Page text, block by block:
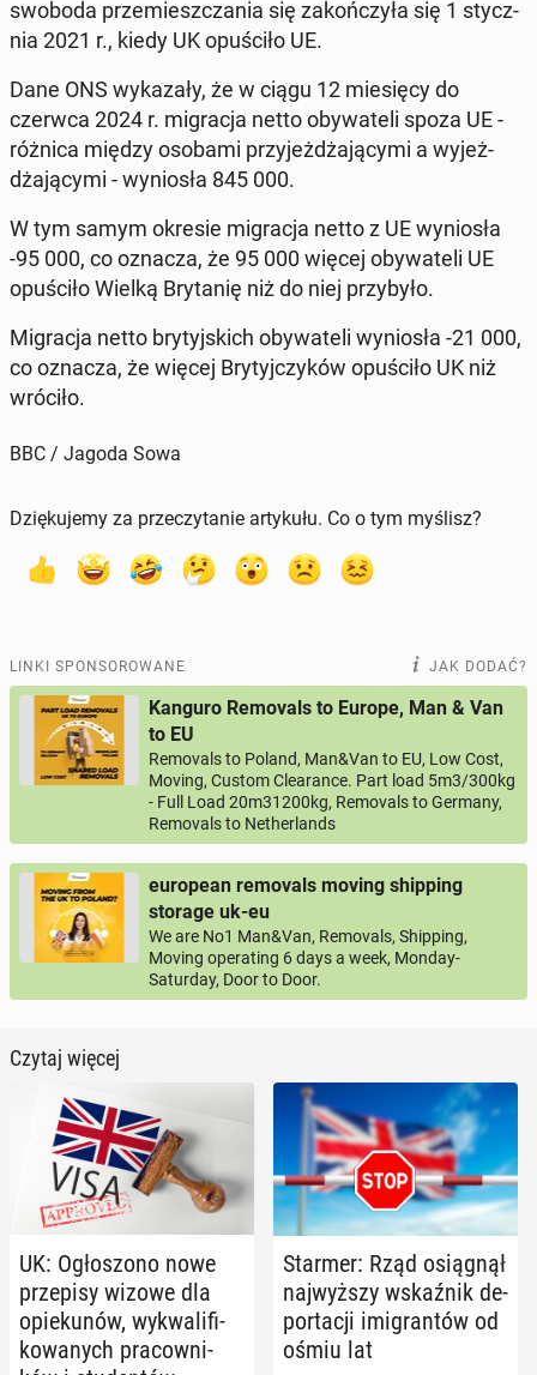
swoboda prze­miesz­cza­nia się za­koń­czy­ła się 1 stycz­
nia 2021 r., kiedy UK opu­ści­ło UE.
Dane ONS wy­ka­za­ły, że w ciągu 12 mie­się­cy do
czerwca 2024 r. mi­gra­cja netto oby­wa­te­li spoza UE -
różnica między osobami przy­jeż­dża­ją­cy­mi a wy­jeż­
dża­ją­cy­mi - wy­nio­sła 845 000.
W tym samym okresie mi­gra­cja netto z UE wy­nio­sła
-95 000, co oznacza, że 95 000 więcej oby­wa­te­li UE
opu­ści­ło Wielką Bry­ta­nię niż do niej przy­by­ło.
Mi­gra­cja netto bry­tyj­skich oby­wa­te­li wy­nio­sła -21 000,
co oznacza, że więcej Bry­tyj­czy­ków opu­ści­ło UK niż
wróciło.
BBC / Jagoda Sowa
Dziękujemy za przeczytanie artykułu. Co o tym myślisz?
LINKI SPONSOROWANE JAK DODAĆ?
Kanguro Removals to Europe, Man & Van
to EU
Removals to Poland, Man&Van to EU, Low Cost,
Moving, Custom Clearance. Part load 5m3/300kg
- Full Load 20m31200kg, Removals to Germany,
Removals to Netherlands
european removals moving shipping
storage uk-eu
We are No1 Man&Van, Removals, Shipping,
Moving operating 6 days a week, Monday-
Saturday, Door to Door.
Czytaj więcej
UK: Ogło­szo­no nowe
prze­pi­sy wizowe dla
opie­ku­nów, wy­kwa­li­fi­
ko­wa­nych pra­cow­ni­
Starmer: Rząd osią­gnął
naj­wyż­szy wskaź­nik de­
por­ta­cji imi­gran­tów od
ośmiu lat